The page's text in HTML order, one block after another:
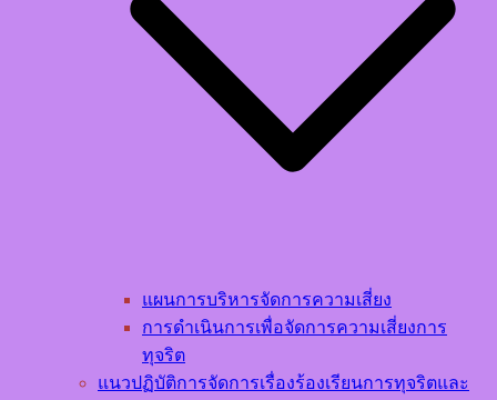
แผนการบริหารจัดการความเสี่ยง
การดำเนินการเพื่อจัดการความเสี่ยงการ
ทุจริต
แนวปฏิบัติการจัดการเรื่องร้องเรียนการทุจริตและ